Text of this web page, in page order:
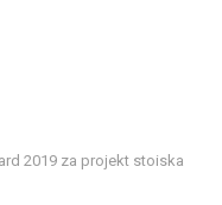
2019 za projekt stoiska